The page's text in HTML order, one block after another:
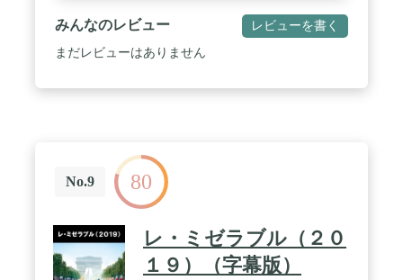
みんなのレビュー レビューを書く
まだレビューはありません
No.9 80
レ・ミゼラブル（２０
１９）（字幕版）